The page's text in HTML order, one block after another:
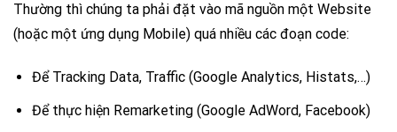
Thường thì chúng ta phải đặt vào mã nguồn một Website
(hoặc một ứng dụng Mobile) quá nhiều các đoạn code:
Để Tracking Data, Traffic (Google Analytics, Histats,…)
Để thực hiện Remarketing (Google AdWord, Facebook)